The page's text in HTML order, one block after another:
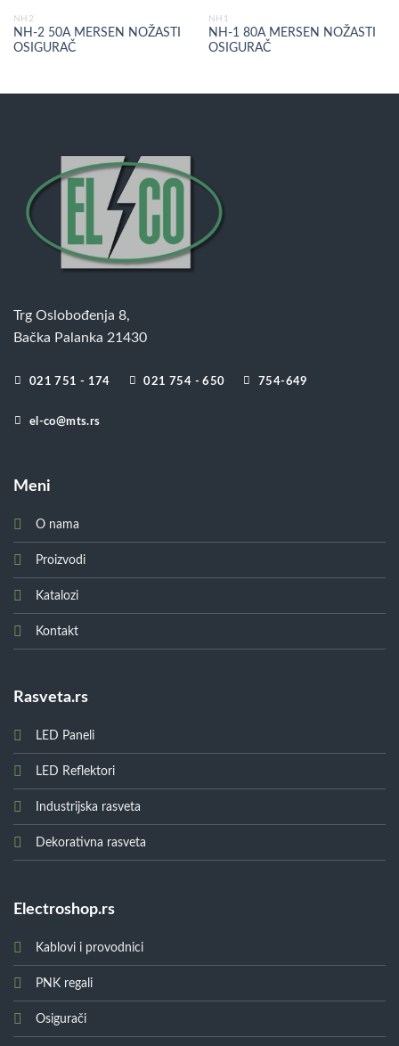
NH2
NH-2 50A MERSEN NOŽASTI
OSIGURAČ
NH1
NH-1 80A MERSEN NOŽASTI
OSIGURAČ
Trg Oslobođenja 8,
Bačka Palanka 21430
021 751 - 174 021 754 - 650 754-649
el-co@mts.rs
Meni
O nama
Proizvodi
Katalozi
Kontakt
Rasveta.rs
LED Paneli
LED Reflektori
Industrijska rasveta
Dekorativna rasveta
Electroshop.rs
Kablovi i provodnici
PNK regali
Osigurači